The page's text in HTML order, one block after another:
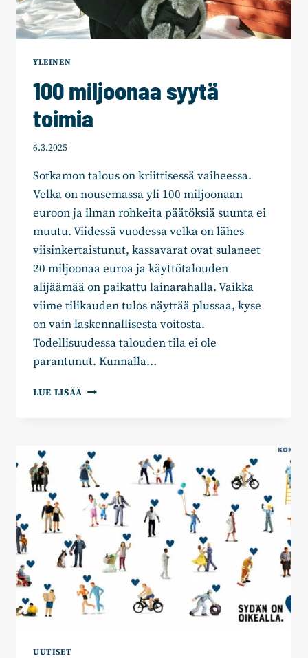
YLEINEN
100 miljoonaa syytä
toimia
6.3.2025
Sotkamon talous on kriittisessä vaiheessa.
Velka on nousemassa yli 100 miljoonaan
euroon ja ilman rohkeita päätöksiä suunta ei
muutu. Viidessä vuodessa velka on lähes
viisinkertaistunut, kassavarat ovat sulaneet
20 miljoonaa euroa ja käyttötalouden
alijäämää on paikattu lainarahalla. Vaikka
viime tilikauden tulos näyttää plussaa, kyse
on vain laskennallisesta voitosta.
Todellisuudessa talouden tila ei ole
parantunut. Kunnalla…
LUE LISÄÄ 100
UUTISET